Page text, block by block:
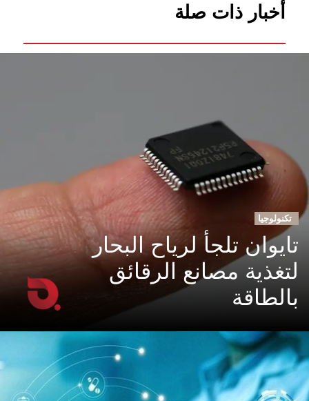
أخبار ذات صلة
تكنولوجيا
تايوان تلجأ لرياح البحار
لتغذية مصانع الرقائق
بالطاقة